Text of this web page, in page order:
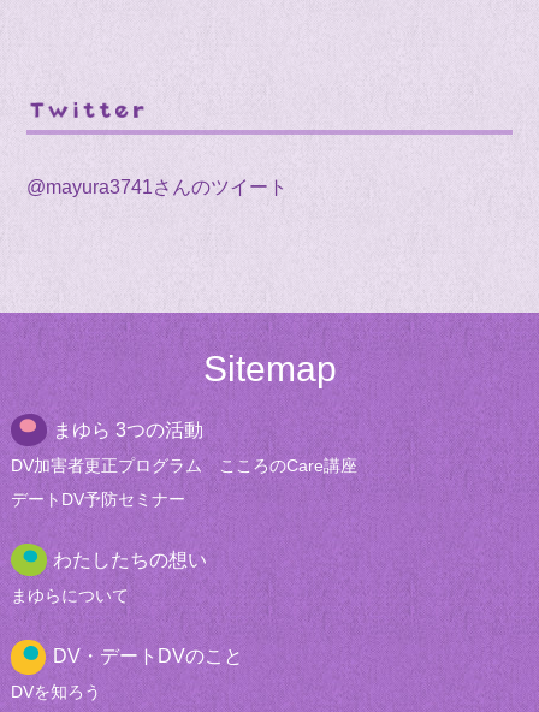
@mayura3741さんのツイート
Sitemap
まゆら 3つの活動
DV加害者更正プログラム
こころのCare講座
デートDV予防セミナー
わたしたちの想い
まゆらについて
DV・デートDVのこと
DVを知ろう